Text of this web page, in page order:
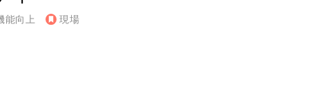
能向上 現場